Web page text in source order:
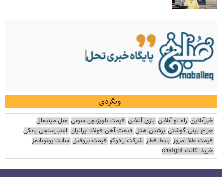
وبگردی
خبرآنلاین راه نو آنلاین بازی آنلاین قیمت تلویزیون سونی مبل مینیمال
جراح بینی گوشتی پرشین هتل قیمت آهن فولاد ایرانیان اعتبارسنجی بانکی
قیمت طلا امروز بلیط قطار شرکت رادوکو قیمت پروفیل سایت یوتوتایمز
خرید اکانت chatgpt